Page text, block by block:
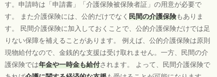
す。申請時は「申請書」「介護保険被保険者証」の用意が必要で
す。 また介護保険には、公的だけでなく 民間の介護保険もありま
す。 民間介護保険に加入しておくことで、公的介護保険だけでは足
りない保障を補えることがあります。 例えば、公的介護保険は原則
現物給付なので、金銭的な支援は受け取れません。一方、民間の介
護保険では年金や一時金も給付されます。 よって、民間介護保険で